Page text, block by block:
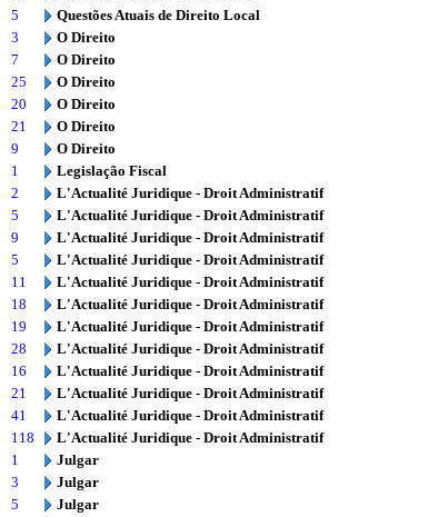
5
Questões Atuais de Direito Local
3
O Direito
7
O Direito
25
O Direito
20
O Direito
21
O Direito
9
O Direito
1
Legislação Fiscal
2
L'Actualité Juridique - Droit Administratif
5
L'Actualité Juridique - Droit Administratif
9
L'Actualité Juridique - Droit Administratif
5
L'Actualité Juridique - Droit Administratif
11
L'Actualité Juridique - Droit Administratif
18
L'Actualité Juridique - Droit Administratif
19
L'Actualité Juridique - Droit Administratif
28
L'Actualité Juridique - Droit Administratif
16
L'Actualité Juridique - Droit Administratif
21
L'Actualité Juridique - Droit Administratif
41
L'Actualité Juridique - Droit Administratif
118
L'Actualité Juridique - Droit Administratif
1
Julgar
3
Julgar
5
Julgar